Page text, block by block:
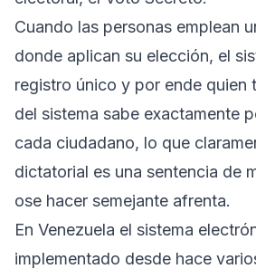
Cuando las personas emplean
donde aplican su elección, el
registro único y por ende quien
del sistema sabe exactamente
cada ciudadano, lo que
dictatorial es una sentencia de
ose hacer semejante afrenta.
En Venezuela el sistema
implementado desde hace